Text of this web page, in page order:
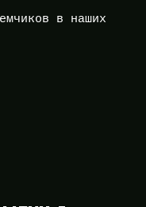
в наших